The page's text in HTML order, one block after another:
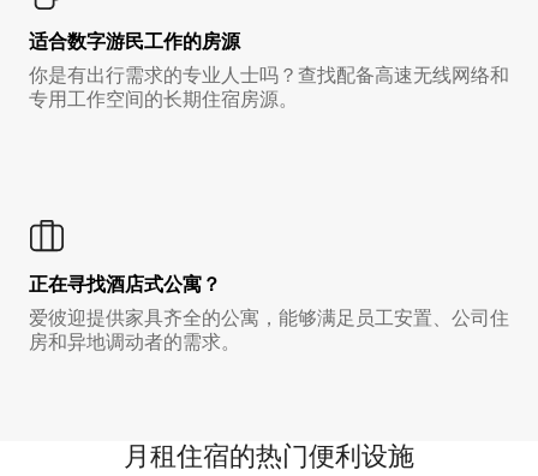
适合数字游民工作的房源
你是有出行需求的专业人士吗？查找配备高速无线网络和
专用工作空间的长期住宿房源。
正在寻找酒店式公寓？
爱彼迎提供家具齐全的公寓，能够满足员工安置、公司住
房和异地调动者的需求。
月租住宿的热门便利设施